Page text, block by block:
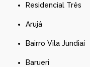
Residencial Três
Arujá
Bairro Vila Jundiaí
Barueri